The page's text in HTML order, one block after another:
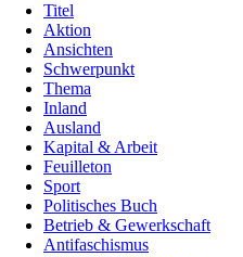
Titel
Aktion
Ansichten
Schwerpunkt
Thema
Inland
Ausland
Kapital & Arbeit
Feuilleton
Sport
Politisches Buch
Betrieb & Gewerkschaft
Antifaschismus